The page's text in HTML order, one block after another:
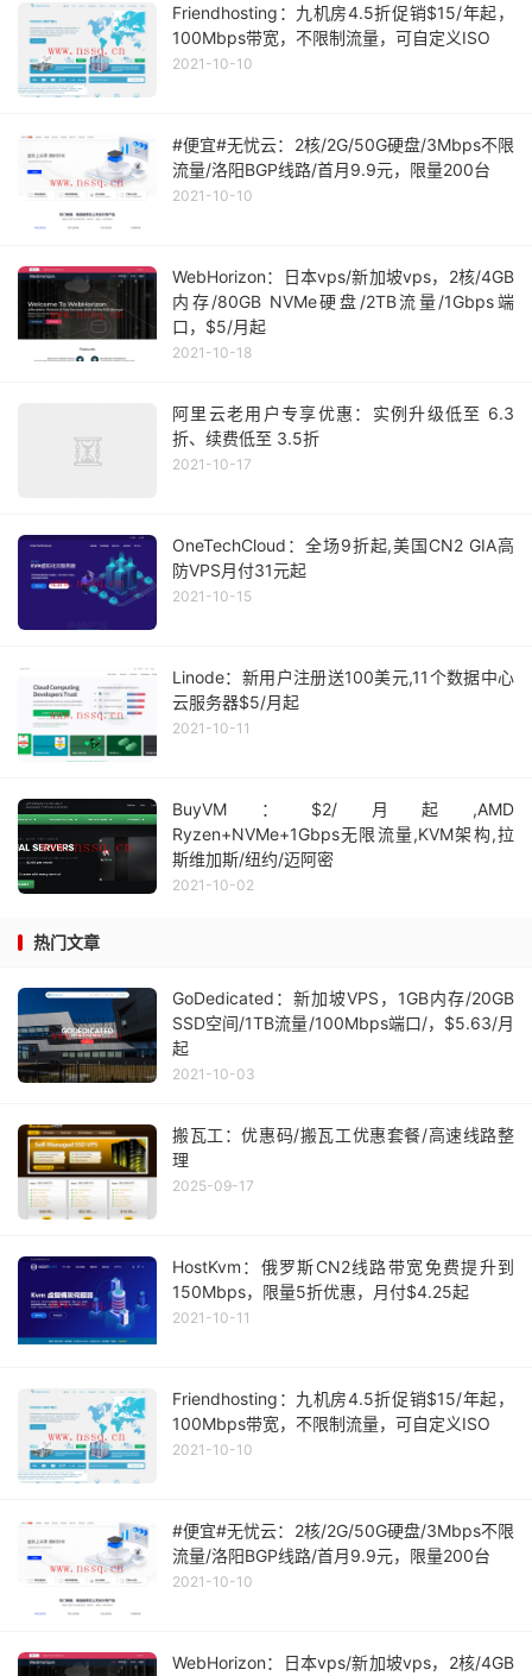
Friendhosting：九机房4.5折促销$15/年起，
100Mbps带宽，不限制流量，可自定义ISO
2021-10-10
#便宜#无忧云：2核/2G/50G硬盘/3Mbps不限
流量/洛阳BGP线路/首月9.9元，限量200台
2021-10-10
WebHorizon：日本vps/新加坡vps，2核/4GB
内存/80GB NVMe硬盘/2TB流量/1Gbps端
口，$5/月起
2021-10-18
阿里云老用户专享优惠：实例升级低至 6.3
折、续费低至 3.5折
2021-10-17
OneTechCloud：全场9折起,美国CN2 GIA高
防VPS月付31元起
2021-10-15
Linode：新用户注册送100美元,11个数据中心
云服务器$5/月起
2021-10-11
BuyVM：$2/月起,AMD
Ryzen+NVMe+1Gbps无限流量,KVM架构,拉
斯维加斯/纽约/迈阿密
2021-10-02
热门文章
GoDedicated：新加坡VPS，1GB内存/20GB
SSD空间/1TB流量/100Mbps端口/，$5.63/月
起
2021-10-03
搬瓦工：优惠码/搬瓦工优惠套餐/高速线路整
理
2025-09-17
HostKvm：俄罗斯CN2线路带宽免费提升到
150Mbps，限量5折优惠，月付$4.25起
2021-10-11
Friendhosting：九机房4.5折促销$15/年起，
100Mbps带宽，不限制流量，可自定义ISO
2021-10-10
#便宜#无忧云：2核/2G/50G硬盘/3Mbps不限
流量/洛阳BGP线路/首月9.9元，限量200台
2021-10-10
WebHorizon：日本vps/新加坡vps，2核/4GB